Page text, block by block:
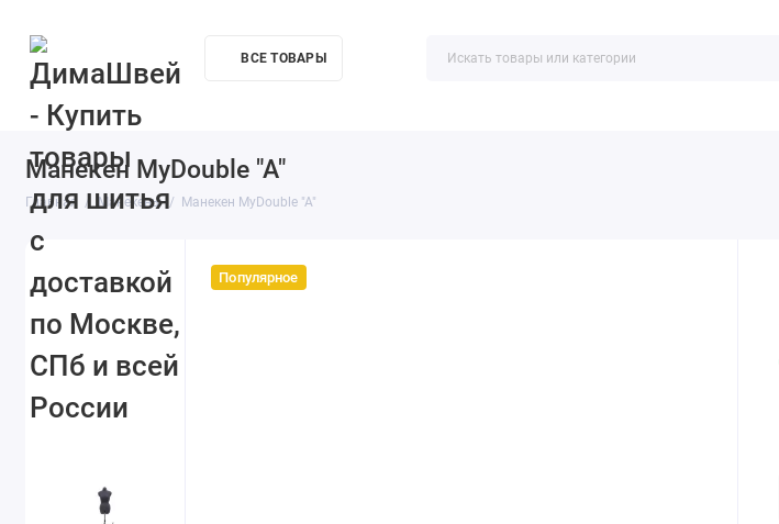
ВСЕ ТОВАРЫ
Акции О компании
Манекен MyDouble "A"
Главная Манекены Манекен MyDouble "A"
Популярное